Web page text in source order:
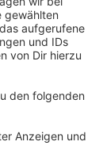
in die K.-
Punkte
Dienstag